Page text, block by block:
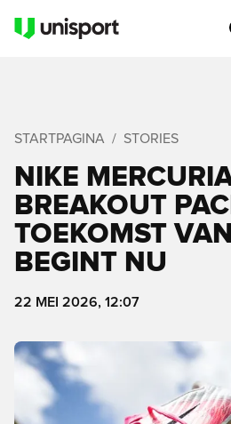
STARTPAGINA STORIES
NIKE
BREAKOUT
TOEKOMST
BEGINT NU
22 MEI 2026, 12:07